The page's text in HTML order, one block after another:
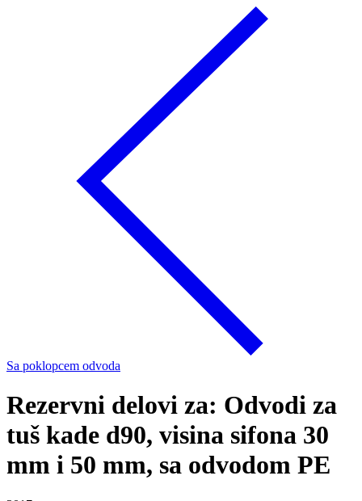
Sa poklopcem odvoda
Rezervni delovi za: Odvodi za
tuš kade d90, visina sifona 30
mm i 50 mm, sa odvodom PE